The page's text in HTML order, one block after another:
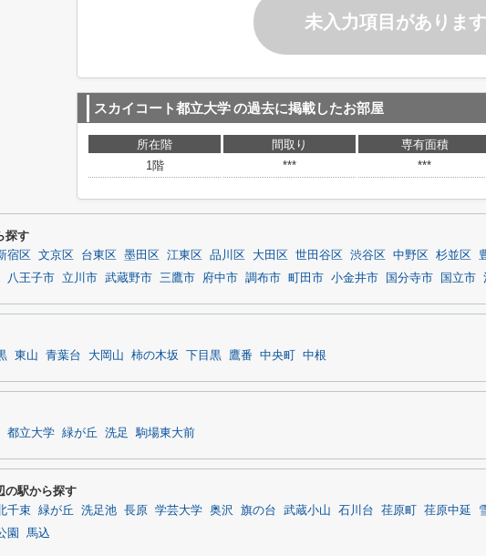
未入力項目があります
スカイコート都立大学の過去に掲載したお部屋
所在階 間取り
専有面積
1階
*** ***
探す
宿区 文京区 台東区 墨田区 江東区 品川区 大田区 世田谷区 渋谷区 中野区 杉並区
八王子市 立川市 武蔵野市 三鷹市 府中市 調布市 町田市 小金井市 国分寺市 国立市
東山 青葉台 大岡山 柿の木坂 下目黒 鷹番 中央町 中根
都立大学 緑が丘 洗足 駒場東大前
の駅から探す
千束 緑が丘 洗足池 長原 学芸大学 奥沢 旗の台 武蔵小山 石川台 荏原町 荏原中延
園 馬込